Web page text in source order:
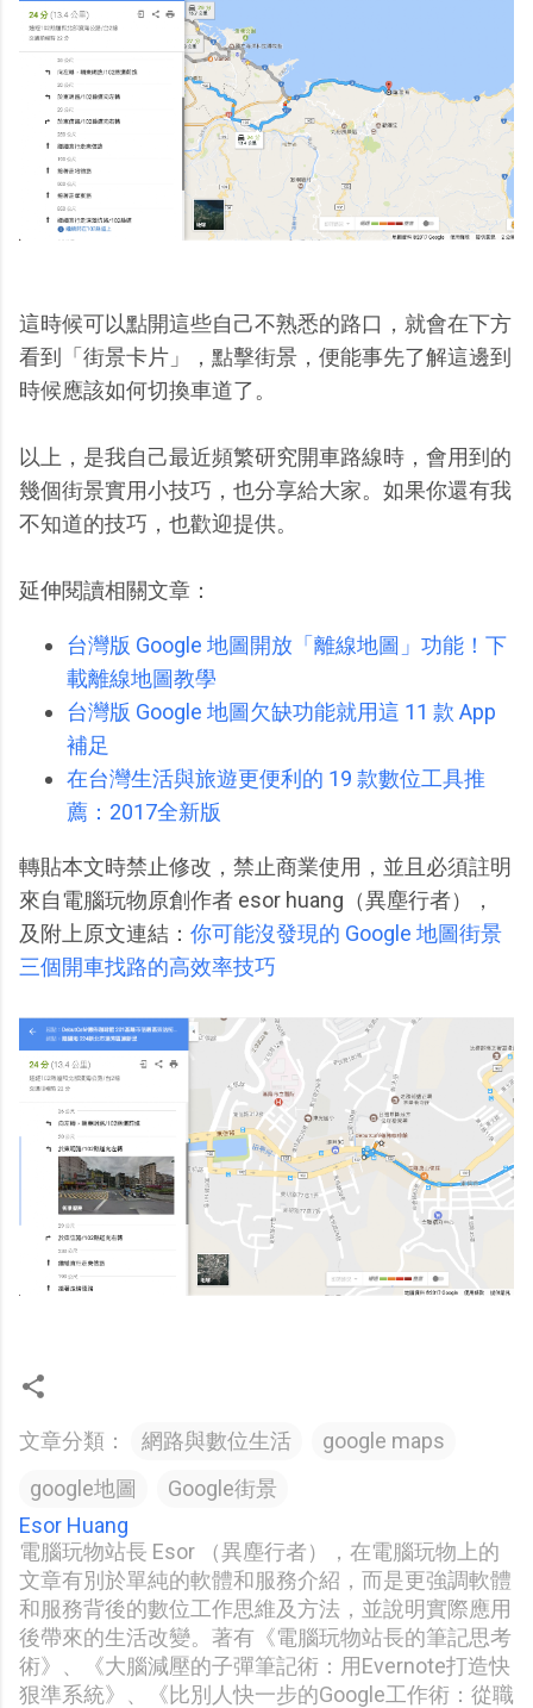
這時候可以點開這些自己不熟悉的路口，就會在下方
看到「街景卡片」，點擊街景，便能事先了解這邊到
時候應該如何切換車道了。
以上，是我自己最近頻繁研究開車路線時，會用到的
幾個街景實用小技巧，也分享給大家。如果你還有我
不知道的技巧，也歡迎提供。
延伸閱讀相關文章：
台灣版 Google 地圖開放「離線地圖」功能！下
載離線地圖教學
台灣版 Google 地圖欠缺功能就用這 11 款 App
補足
在台灣生活與旅遊更便利的 19 款數位工具推
薦：2017全新版
轉貼本文時禁止修改，禁止商業使用，並且必須註明
來自電腦玩物原創作者 esor huang（異塵行者），
及附上原文連結： 你可能沒發現的 Google 地圖街景
三個開車找路的高效率技巧
文章分類： 網路與數位生活
google maps
google地圖
Google街景
Esor Huang
電腦玩物站長 Esor （異塵行者），在電腦玩物上的
文章有別於單純的軟體和服務介紹，而是更強調軟體
和服務背後的數位工作思維及方法，並說明實際應用
後帶來的生活改變。著有《電腦玩物站長的筆記思考
術》、《大腦減壓的子彈筆記術：用Evernote打造快
狠準系統》、《比別人快一步的Google工作術：從職